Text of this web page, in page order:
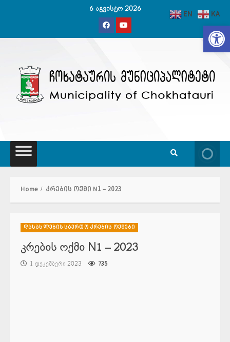
6 აგვისტო 2026
Home კრების ოქმი N1 – 2023
დასახლების საერთო კრების ოქმები
კრების ოქმი N1 – 2023
1 დეკემბერი 2023 735
EN KA